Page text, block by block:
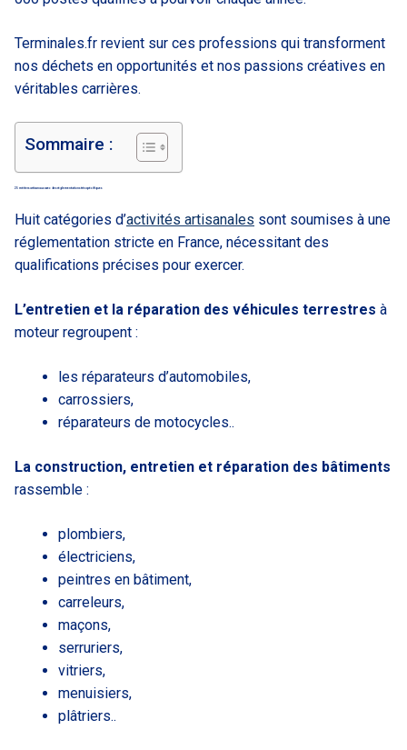
Terminales.fr revient sur ces professions qui transforment
nos déchets en opportunités et nos passions créatives en
véritables carrières.
Sommaire :
25 métiers artisanaux avec des réglementations très spécifiques
Huit catégories d’activités artisanales sont soumises à une
réglementation stricte en France, nécessitant des
qualifications précises pour exercer.
L’entretien et la réparation des véhicules terrestres à
moteur regroupent :
les réparateurs d’automobiles,
carrossiers,
réparateurs de motocycles..
La construction, entretien et réparation des bâtiments
rassemble :
plombiers,
électriciens,
peintres en bâtiment,
carreleurs,
maçons,
serruriers,
vitriers,
menuisiers,
plâtriers..